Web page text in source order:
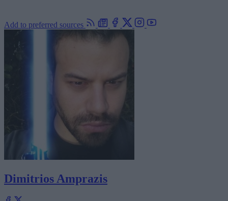
Add to preferred sources
Dimitrios Amprazis